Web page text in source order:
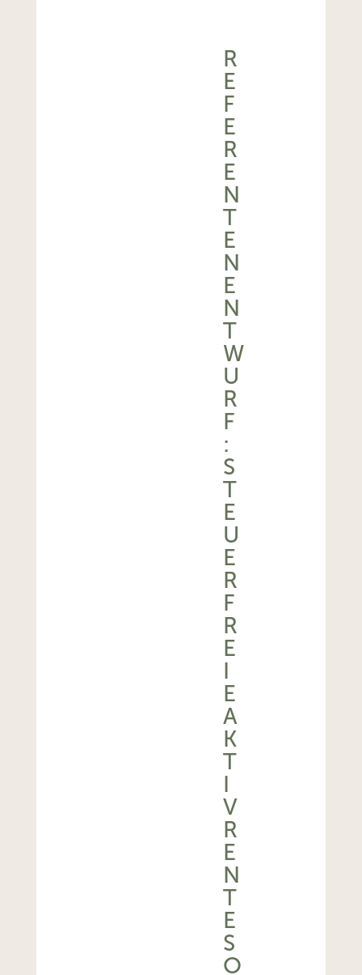
R
E
F
E
R
E
N
T
E
N
E
N
T
W
U
R
F
:
S
T
E
U
E
R
F
R
E
I
E
A
K
T
I
V
R
E
N
T
E
S
O